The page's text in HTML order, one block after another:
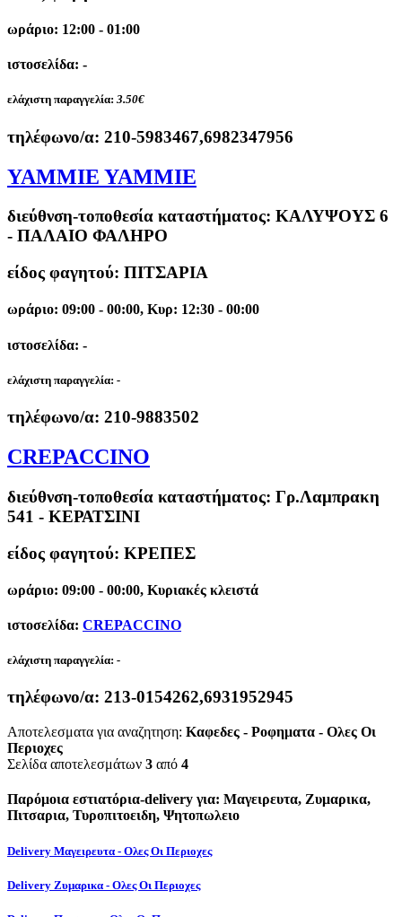
ωράριο: 12:00 - 01:00
ιστοσελίδα: -
ελάχιστη παραγγελία: 3.50€
τηλέφωνο/α: 210-5983467,6982347956
YAMMIE YAMMIE
διεύθνση-τοποθεσία καταστήματος: ΚΑΛΥΨΟΥΣ 6
- ΠΑΛΑΙΟ ΦΑΛΗΡΟ
είδος φαγητού: ΠΙΤΣΑΡΙΑ
ωράριο: 09:00 - 00:00, Κυρ: 12:30 - 00:00
ιστοσελίδα: -
ελάχιστη παραγγελία: -
τηλέφωνο/α: 210-9883502
CREPACCINO
διεύθνση-τοποθεσία καταστήματος: Γρ.Λαμπρακη
541 - ΚΕΡΑΤΣΙΝΙ
είδος φαγητού: ΚΡΕΠΕΣ
ωράριο: 09:00 - 00:00, Κυριακές κλειστά
ιστοσελίδα: CREPACCINO
ελάχιστη παραγγελία: -
τηλέφωνο/α: 213-0154262,6931952945
Αποτελεσματα για αναζητηση: Καφεδες - Ροφηματα - Ολες Οι
Περιοχες
Σελίδα αποτελεσμάτων 3 από 4
Παρόμοια εστιατόρια-delivery για: Μαγειρευτα, Ζυμαρικα,
Πιτσαρια, Τυροπιτοειδη, Ψητοπωλειο
Delivery Μαγειρευτα - Ολες Οι Περιοχες
Delivery Ζυμαρικα - Ολες Οι Περιοχες